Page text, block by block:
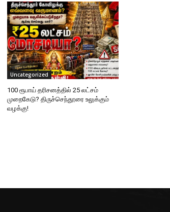
Uncategorized
100 ரூபாய் தரிசனத்தில் 25 லட்சம்
முறைகேடு? திருச்செந்தூரை உலுக்கும்
வழக்கு!